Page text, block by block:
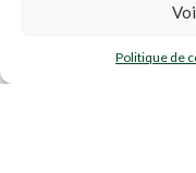
Politique de
Mon compte